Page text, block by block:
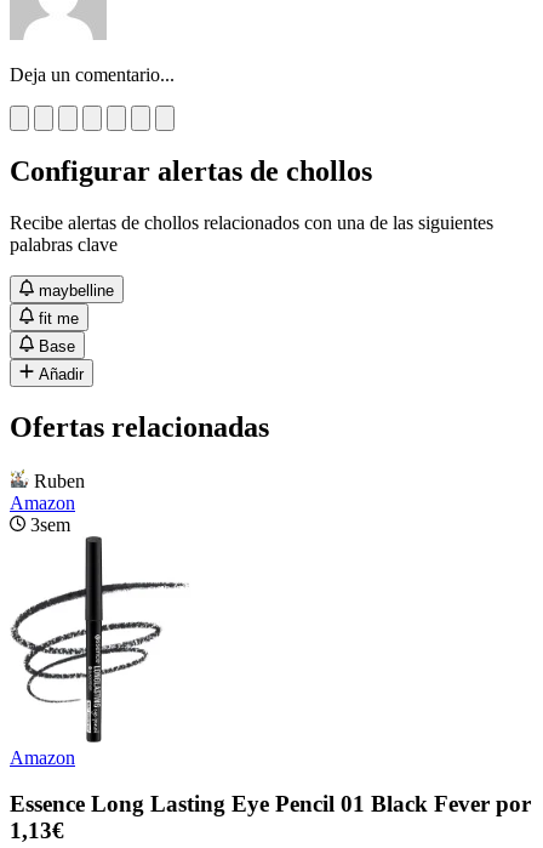
Deja un comentario...
Configurar alertas de chollos
Recibe alertas de chollos relacionados con una de las siguientes
palabras clave
maybelline
fit me
Base
Añadir
Ofertas relacionadas
Ruben
Amazon
3sem
Amazon
Essence Long Lasting Eye Pencil 01 Black Fever por
1,13€